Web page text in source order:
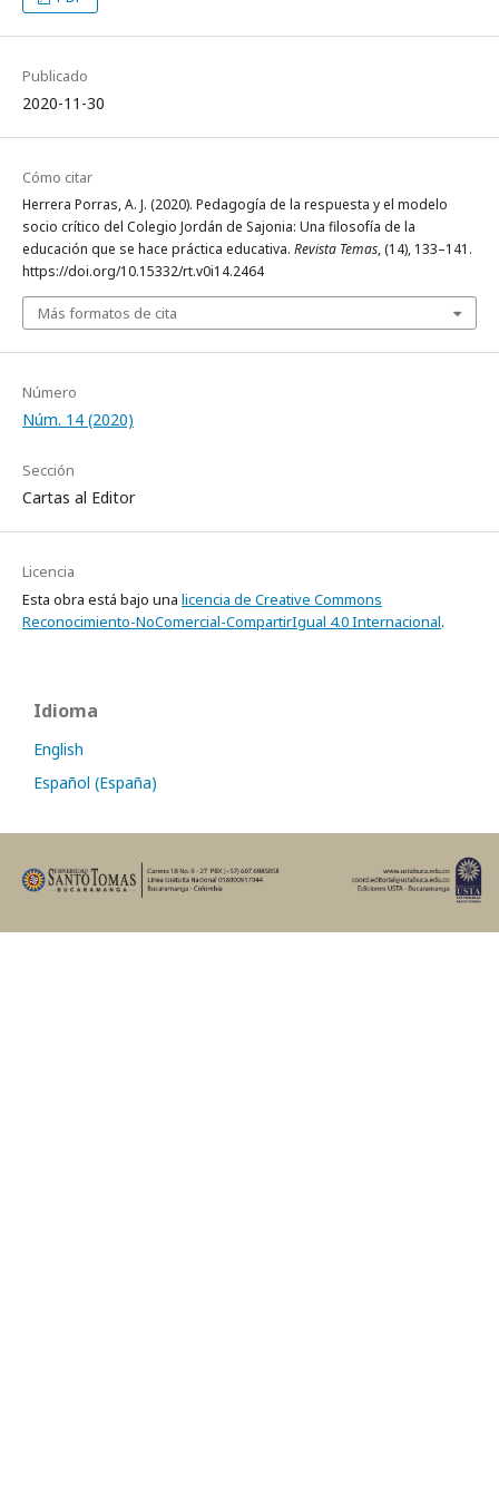
Publicado
2020-11-30
Cómo citar
Herrera Porras, A. J. (2020). Pedagogía de la respuesta y el modelo
socio crítico del Colegio Jordán de Sajonia: Una filosofía de la
educación que se hace práctica educativa. Revista Temas, (14), 133–141.
https://doi.org/10.15332/rt.v0i14.2464
Más formatos de cita
Número
Núm. 14 (2020)
Sección
Cartas al Editor
Licencia
Esta obra está bajo una licencia de Creative Commons
Reconocimiento-NoComercial-CompartirIgual 4.0 Internacional.
Idioma
English
Español (España)